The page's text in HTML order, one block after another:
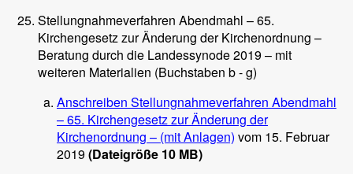
Stellungnahmeverfahren Abendmahl – 65.
Kirchengesetz zur Änderung der Kirchenordnung –
Beratung durch die Landessynode 2019 – mit
weiteren Materialien (Buchstaben b - g)
Anschreiben Stellungnahmeverfahren Abendmahl
– 65. Kirchengesetz zur Änderung der
Kirchenordnung – (mit Anlagen) vom 15. Februar
2019(Dateigröße 10 MB)